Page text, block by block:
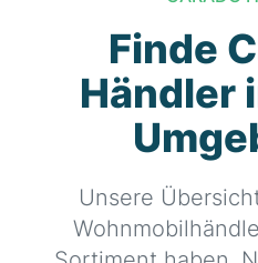
Finde
Händler
Unsere